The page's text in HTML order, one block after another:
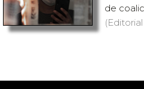
de
(Editorial